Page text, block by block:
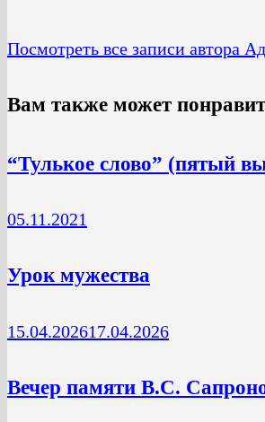
Посмотреть все записи автора
Вам также может
“Тулькое слово” (пятый
05.11.2021
Урок мужества
15.04.202617.04.2026
Вечер памяти В.С.